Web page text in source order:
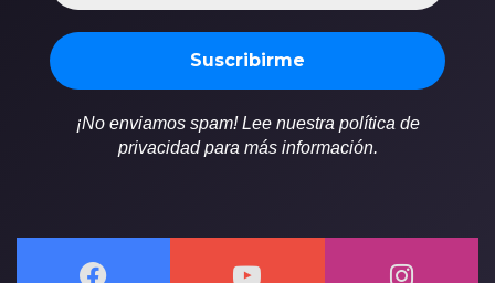
¡No enviamos spam! Lee nuestra política de
privacidad para más información.